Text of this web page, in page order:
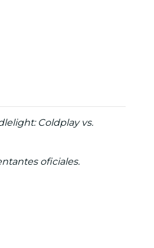
Coldplay vs.
oficiales.